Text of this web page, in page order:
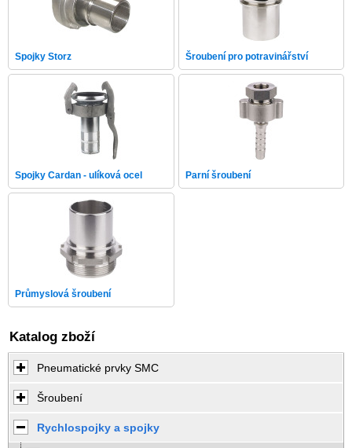
Spojky Storz Šroubení pro potravinářství
Spojky Cardan - ulíková ocel Parní šroubení
Průmyslová šroubení
Katalog zboží
Pneumatické prvky SMC
Šroubení
Rychlospojky a spojky